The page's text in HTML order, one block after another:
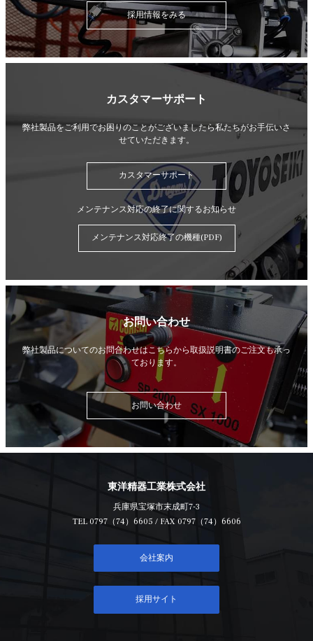
採用情報をみる
カスタマーサポート
弊社製品をご利用でお困りのことがございましたら私たちがお手伝いさ
せていただきます。
カスタマーサポート
メンテナンス対応の終了に関するお知らせ
メンテナンス対応終了の機種(PDF)
お問い合わせ
弊社製品についてのお問合わせはこちらから取扱説明書のご注文も承っ
ております。
お問い合わせ
東洋精器工業株式会社
兵庫県宝塚市末成町7-3
TEL 0797（74）6605 / FAX 0797（74）6606
会社案内
採用サイト